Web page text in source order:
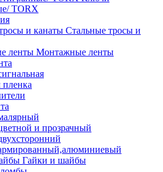
TORX
Стальные тросы и
Монтажные ленты
и прозрачный
Гайки и шайбы